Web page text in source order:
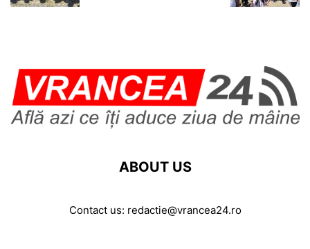
ABOUT US
Contact us: redactie@vrancea24.ro